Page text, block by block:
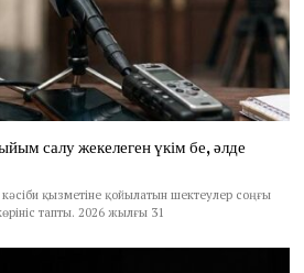
салу жекелеген үкім бе, әлде
қызметіне қойылатын шектеулер соңғы
тапты. 2026 жылғы 31